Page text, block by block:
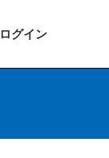
ログイン